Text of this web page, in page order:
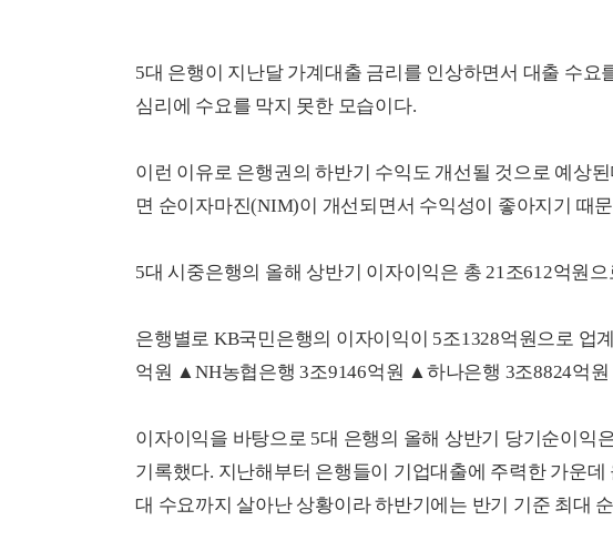
5대 은행이 지난달 가계대출 금리를 인상하면서 대출 수요
심리에 수요를 막지 못한 모습이다.
이런 이유로 은행권의 하반기 수익도 개선될 것으로 예상
면 순이자마진(NIM)이 개선되면서 수익성이 좋아지기 때
5대 시중은행의 올해 상반기 이자이익은 총 21조612억원
은행별로 KB국민은행의 이자이익이 5조1328억원으로 업
억원 ▲NH농협은행 3조9146억원 ▲하나은행 3조8824억
이자이익을 바탕으로 5대 은행의 올해 상반기 당기순이익
기록했다. 지난해부터 은행들이 기업대출에 주력한 가운
대 수요까지 살아난 상황이라 하반기에는 반기 기준 최대